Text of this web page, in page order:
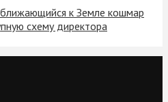
к Земле кошмар
схему директора